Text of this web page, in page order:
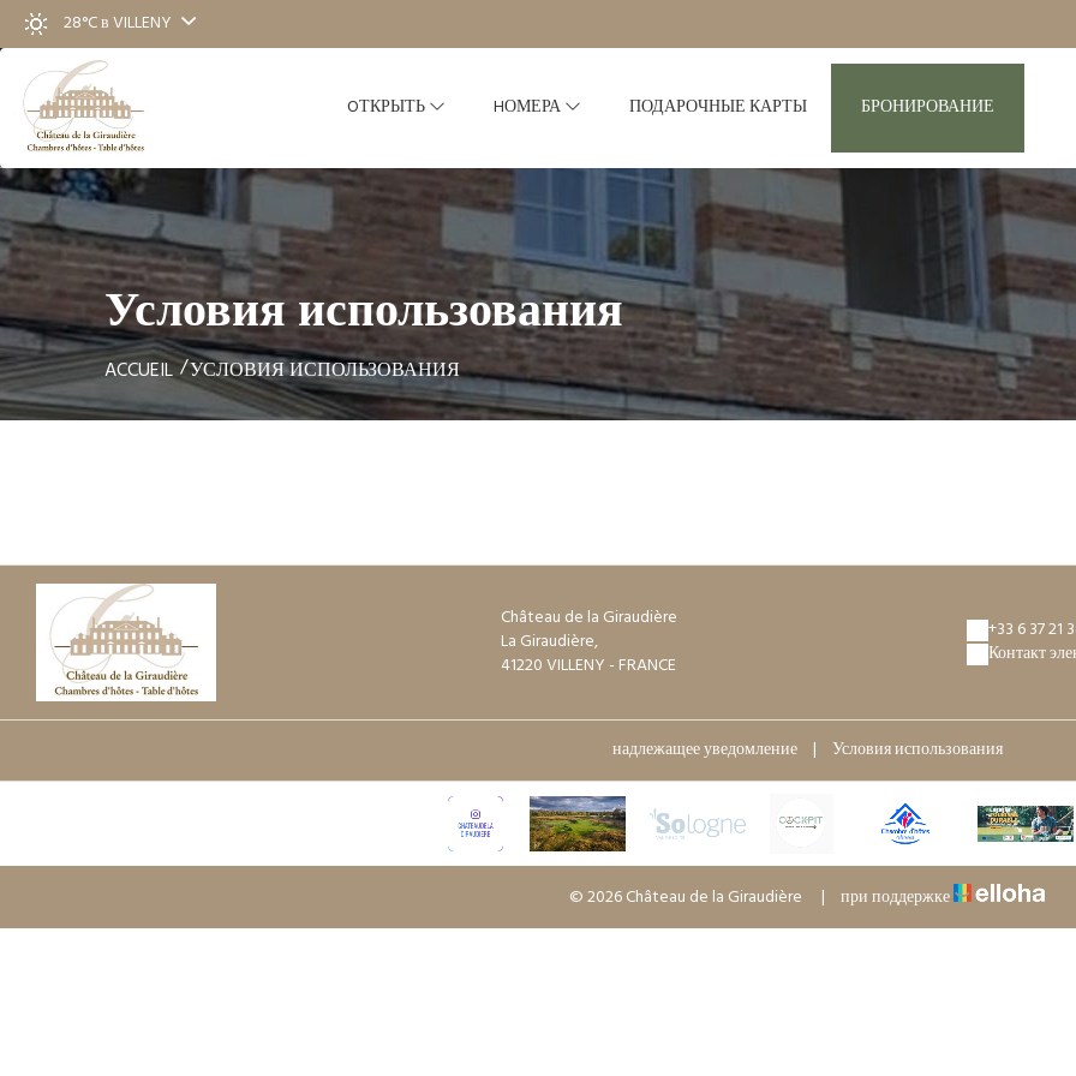
28°Cв VILLENY
OТКРЫТЬ HОМЕРА ПОДАРОЧНЫЕ КАРТЫ БРОНИРОВАНИЕ
Условия использования
ACCUEIL УСЛОВИЯ ИСПОЛЬЗОВАНИЯ
Château de la Giraudière
La Giraudière,
41220 VILLENY - FRANCE
+33 6 37 21
Контакт
надлежащее уведомление | Условия использования
© 2026 Château de la Giraudière | при поддержке